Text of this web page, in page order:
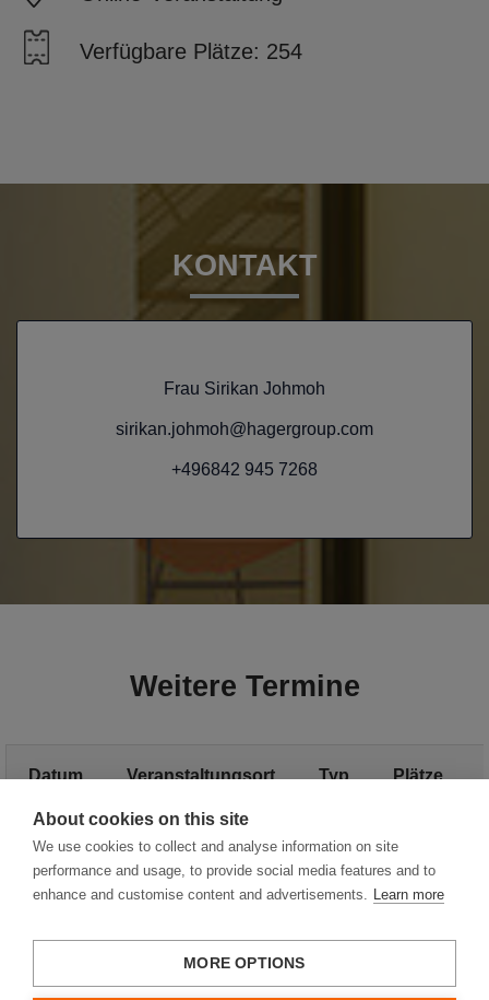
Verfügbare Plätze: 254
KONTAKT
Frau Sirikan Johmoh
sirikan.johmoh@hagergroup.com
+496842 945 7268
Weitere Termine
Datum Veranstaltungsort Typ Plätze
Hager Vertriebsgesellschaft mbH & Co. KG
About cookies on this site
We use cookies to collect and analyse information on site
performance and usage, to provide social media features and to
enhance and customise content and advertisements. Learn more
MORE OPTIONS